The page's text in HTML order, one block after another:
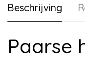
Beschrijving
Paarse